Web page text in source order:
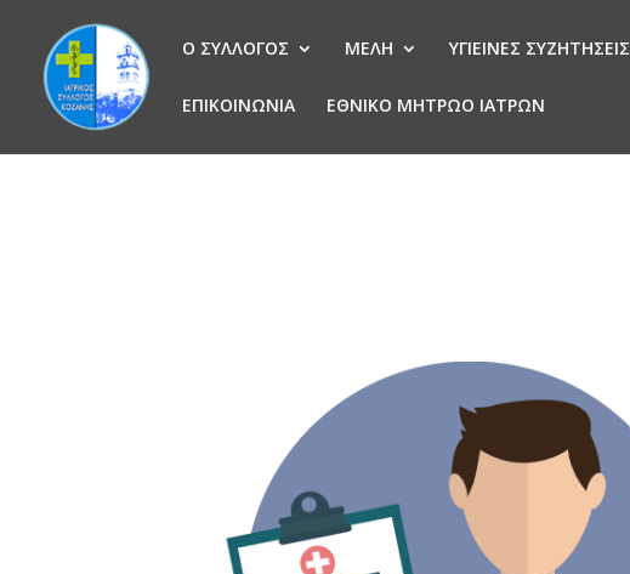
Ο ΣΥΛΛΟΓΟΣ ΜΕΛΗ ΥΓΙΕΙΝΕΣ ΣΥΖΗΤΗΣΕΙΣ
ΕΠΙΚΟΙΝΩΝΙΑ ΕΘΝΙΚΟ ΜΗΤΡΩΟ ΙΑΤΡΩΝ